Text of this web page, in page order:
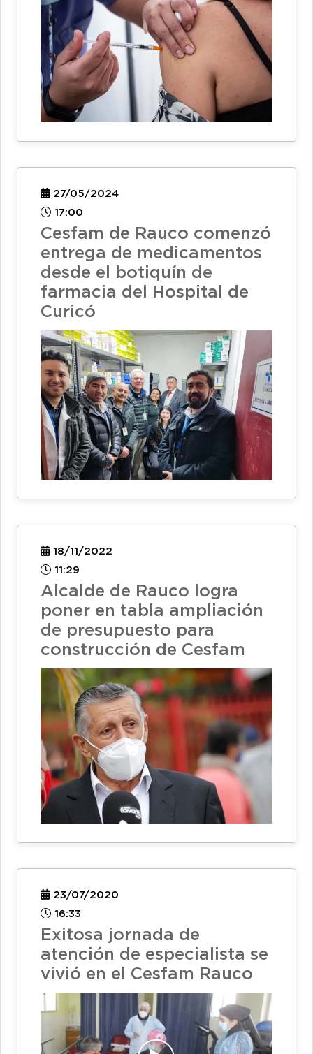
27/05/2024
17:00
Cesfam de Rauco comenzó
entrega de medicamentos
desde el botiquín de
farmacia del Hospital de
Curicó
18/11/2022
11:29
Alcalde de Rauco logra
poner en tabla ampliación
de presupuesto para
construcción de Cesfam
23/07/2020
16:33
Exitosa jornada de
atención de especialista se
vivió en el Cesfam Rauco